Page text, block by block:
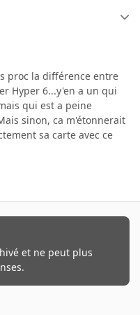
proc la différence entre
Hyper 6...y'en a un qui
qui est a peine
sinon, ca m'étonnerait
sa carte avec ce
et ne peut plus